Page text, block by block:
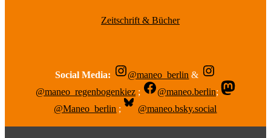
Zeitschrift & Bücher
Social Media: @maneo_berlin &
@maneo_regenbogenkiez ; @maneo.berlin;
@Maneo_berlin ; @maneo.bsky.social